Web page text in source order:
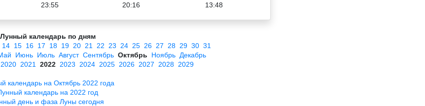
23:55
20:16
13:48
Лунный календарь по дням
14 15 16 17 18 19 20 21 22 23 24 25 26 27 28 29 30 31
Июнь Июль Август Сентябрь Октябрь Ноябрь Декабрь
2020 2021 2022 2023 2024 2025 2026 2027 2028 2029
календарь на Октябрь 2022 года
календарь на 2022 год
день и фаза Луны сегодня